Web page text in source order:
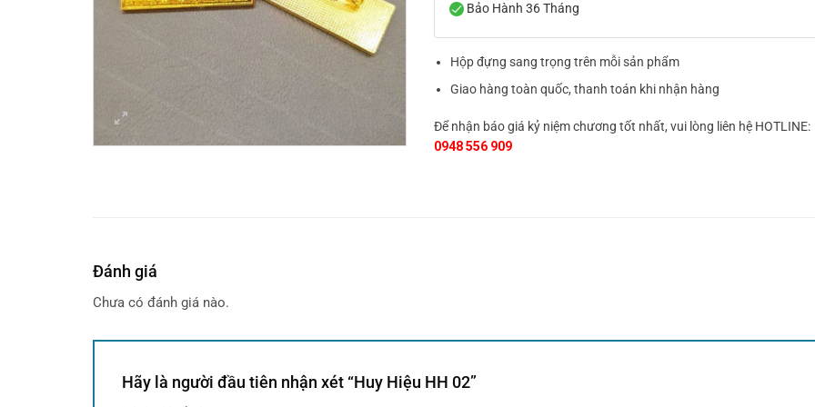
Bảo Hành 36 Tháng
Hộp đựng sang trọng trên mỗi sản phẩm
Giao hàng toàn quốc, thanh toán khi nhận hàng
Để nhận báo giá kỷ niệm chương tốt nhất, vui lòng liên hệ HOTLINE:
0948 556 909
Đánh giá
Chưa có đánh giá nào.
Hãy là người đầu tiên nhận xét “Huy Hiệu HH 02”